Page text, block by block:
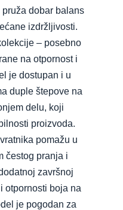
pruža dobar balans
izdržljivosti.
– posebno
na otpornost i
je dostupan i u
duple štepove na
delu, koji
proizvoda.
pomažu u
čestog pranja i
završnoj
otpornosti boja na
je pogodan za